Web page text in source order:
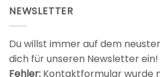
NEWSLETTER
Du willst immer auf dem
dich für unseren Newsletter ein!
Fehler: Kontaktformular wurde